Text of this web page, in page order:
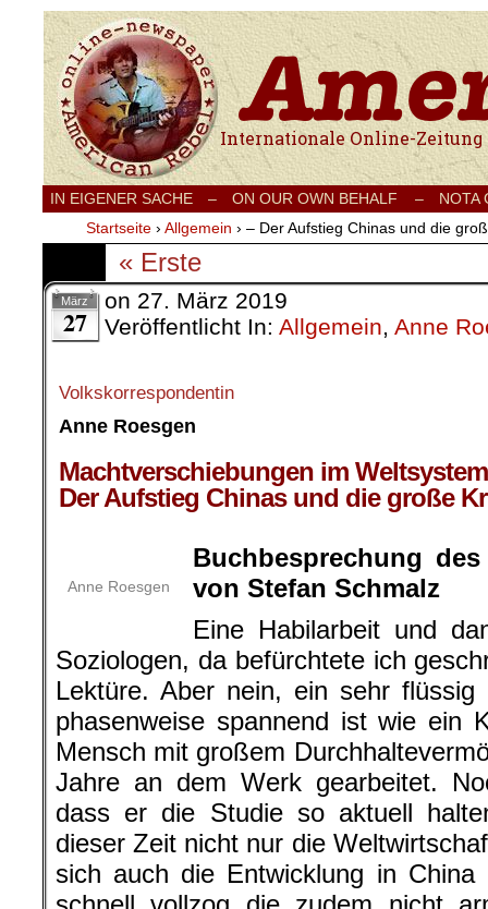
Internationale Onlinezeitung für Frieden,
IN EIGENER SACHE – ON OUR OWN BEHALF –
NOTA
Startseite › Allgemein › – Der Aufstieg Chinas und die
« Erste
März
27
on 27. März 2019
Veröffentlicht In: Allgemein, Anne
Volkskorrespondentin
Anne Roesgen
Machtverschiebungen im
Der Aufstieg Chinas und die große
Anne Roesgen
Buchbesprechung
von Stefan Schmalz
Eine Habilarbeit und
Soziologen, da befürchtete ich
Lektüre. Aber nein, ein sehr flüssig
phasenweise spannend ist wie ein
Mensch mit großem
Jahre an dem Werk gearbeitet.
dass er die Studie so aktuell
dieser Zeit nicht nur die
sich auch die Entwicklung in China